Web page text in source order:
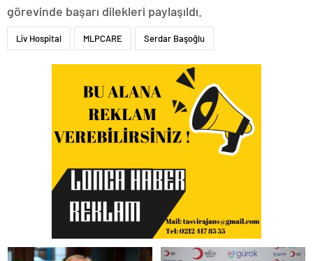
görevinde başarı dilekleri paylaşıldı.
Liv Hospital MLPCARE Serdar Başoğlu